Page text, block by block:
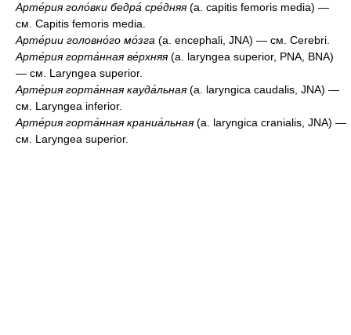
Арте́рия голо́вки бедра́ сре́дняя(a. capitis femoris media) —
см. Capitis femoris media.
Арте́рии головно́го мо́зга (a. encephali, JNA) — см. Cerebri.
Арте́рия горта́нная ве́рхняя(a. laryngea superior, PNA, BNA)
— см. Laryngea superior.
Арте́рия горта́нная кауда́льная(a. laryngica caudalis, JNA) —
см. Laryngea inferior.
Арте́рия горта́нная краниа́льная(a. laryngica cranialis, JNA) —
см. Laryngea superior.